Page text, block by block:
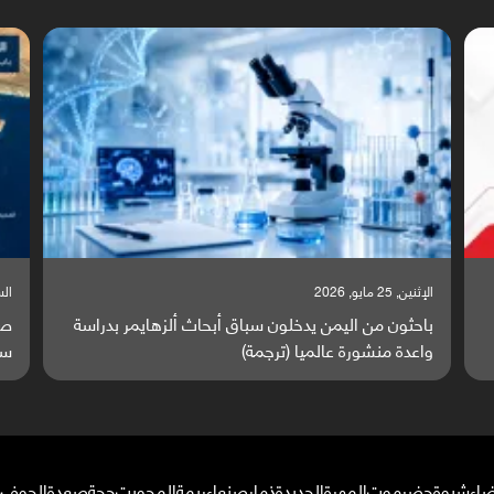
السبت, 23 مايو, 2026
صراع دولي يتصاعد قرب اليمن والبحر الأحمر يتحول إلى
ساحة مواجهة عالمية (ترجمة)